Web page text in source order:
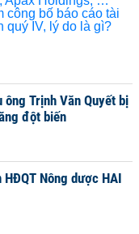
ông Trịnh Văn Quyết bị
đột biến
Nông dược HAI